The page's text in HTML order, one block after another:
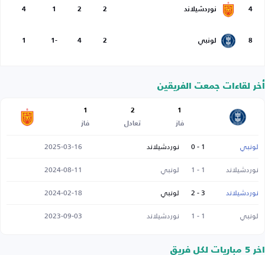
4 نوردشيلاند 2
2
1
4
8 لونبي 2
4
-1
1
أخر لقاءات جمعت الفريقين
1
فاز
2
تعادل
1
فاز
لونبي 1 - 0 نوردشيلاند
2025-03-16
نوردشيلاند
1 - 1 لونبي
2024-08-11
نوردشيلاند
3 - 2 لونبي
2024-02-18
لونبي
1 - 1 نوردشيلاند 2023-09-03
اخر 5 مباريات لكل فريق